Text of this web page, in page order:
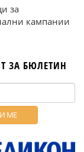
за
кампании
ЗА БЮЛЕТИН